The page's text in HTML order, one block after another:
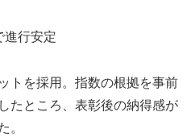
進行安定
トを採用。指数の根拠を事前
たところ、表彰後の納得感が
。